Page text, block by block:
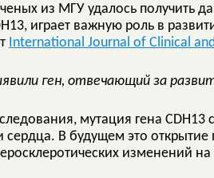
из МГУ удалось получить
играет важную роль в
International Journal of Clinical
мутация гена CDH13
В будущем это открытие
изменений